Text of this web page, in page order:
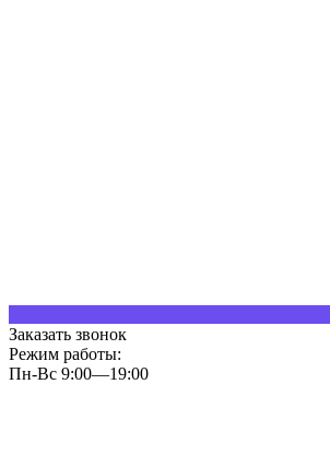
Заказать звонок
Режим работы:
Пн-Вс 9:00—19:00